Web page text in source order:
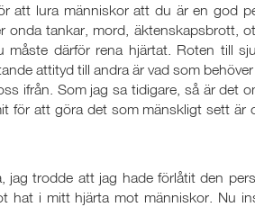
att lura människor att du är en god
onda tankar, mord, äktenskapsbrott,
måste därför rena hjärtat. Roten till
attityd till andra är vad som
ifrån. Som jag sa tidigare, så är det
för att göra det som mänskligt sett är
jag trodde att jag hade förlåtit den
hat i mitt hjärta mot människor. Nu